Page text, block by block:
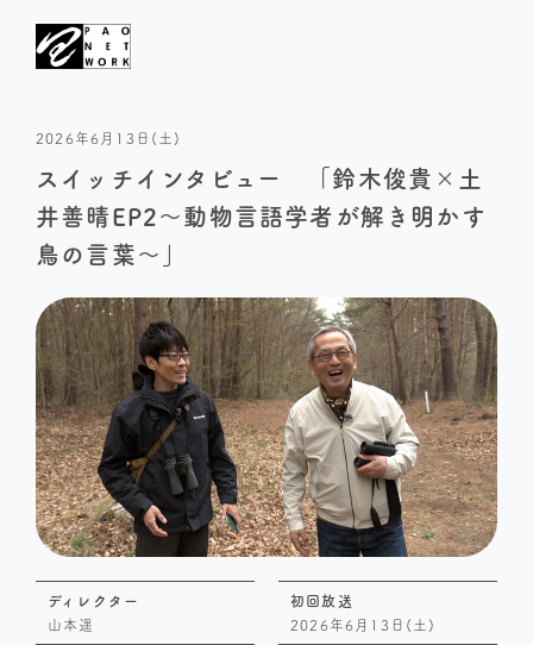
2026年6月13日(土)
スイッチインタビュー 「鈴木俊貴×土
井善晴EP2〜動物言語学者が解き明かす
鳥の言葉〜」
ディレクター
山本遥
初回放送
2026年6月13日(土)